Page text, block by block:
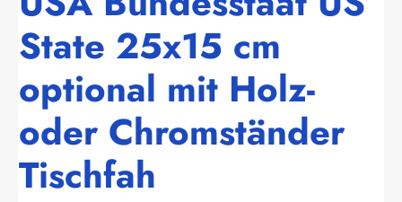
State 25x15 cm
optional mit Holz-
oder Chromständer
Tischfah